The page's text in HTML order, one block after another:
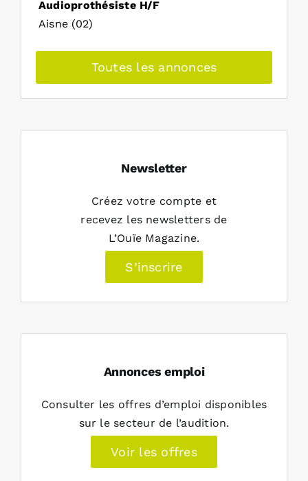
Audioprothésiste H/F
Aisne (02)
Toutes les annonces
Newsletter
Créez votre compte et
recevez les newsletters de
L’Ouïe Magazine.
S’inscrire
Annonces emploi
Consulter les offres d’emploi disponibles
sur le secteur de l’audition.
Voir les offres